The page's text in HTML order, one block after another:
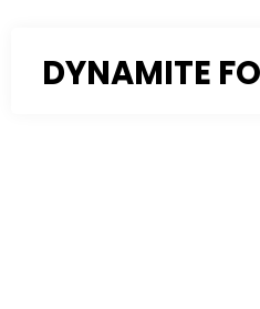
contentDYNAMITE